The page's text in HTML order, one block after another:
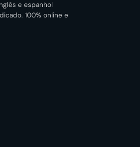
e espanhol
100% online e